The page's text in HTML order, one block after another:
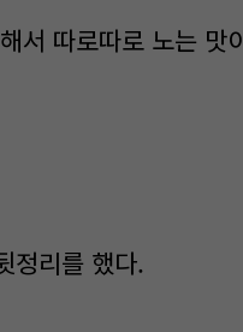
서 따로따로 노는 맛
정리를 했다.